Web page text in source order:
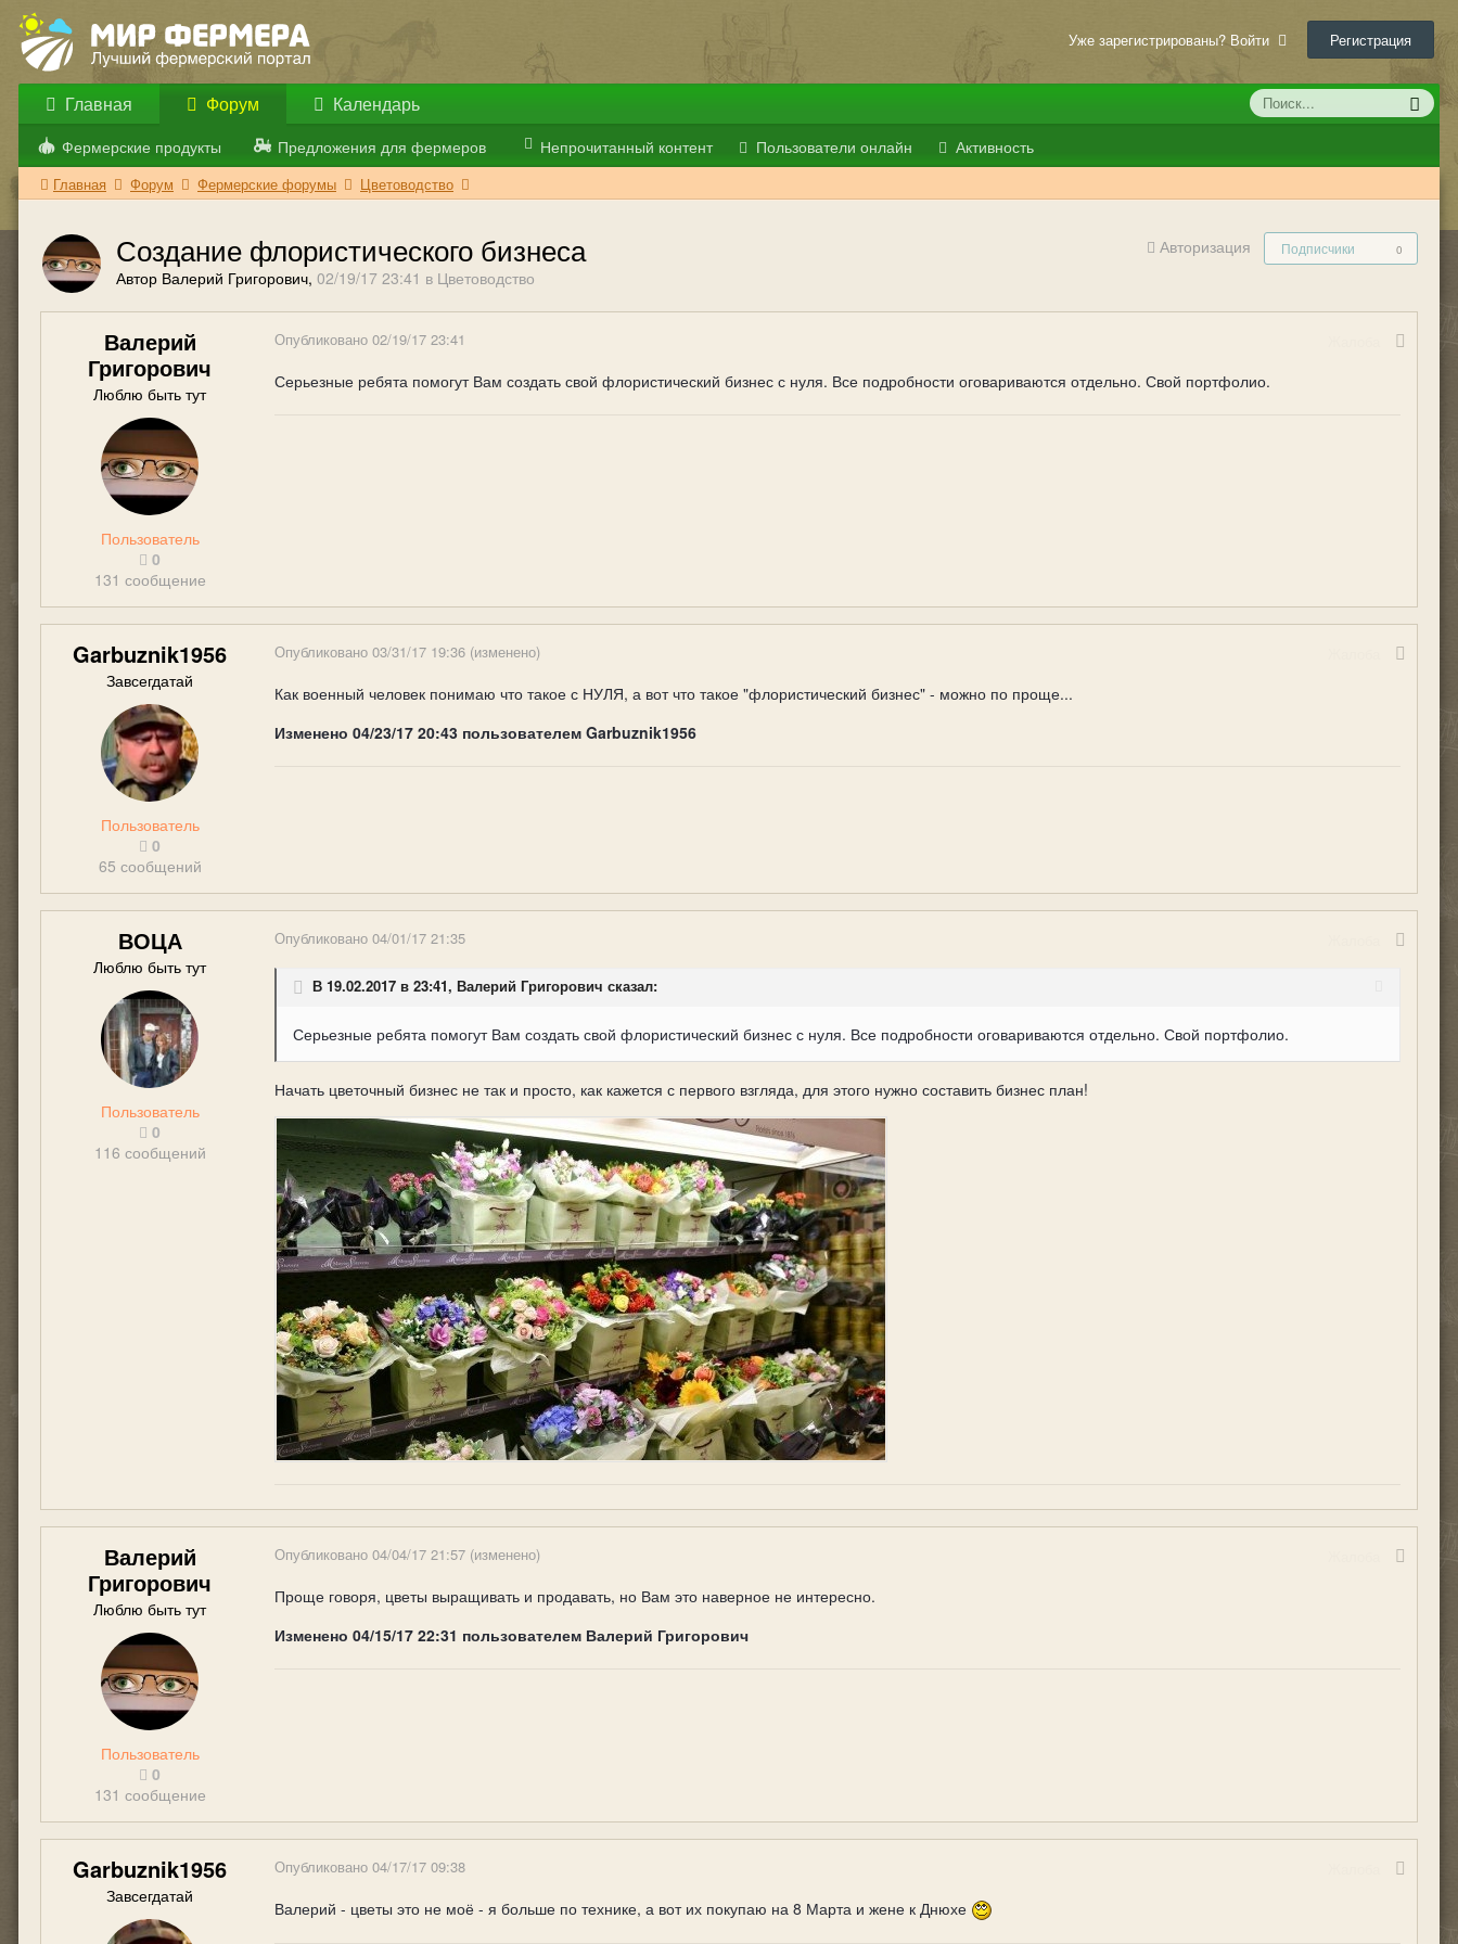
Уже зарегистрированы? Войти Регистрация
Главная Форум
Фермерские продукты Предложения для фермеров Непрочитанный контент Пользователи онлайн Активность
Календарь
Главная Форум Фермерские форумы Цветоводство
Авторизация Подписчики 0
Создание флористического бизнеса
Автор Валерий Григорович, 02/19/17 23:41 в Цветоводство
Валерий
Григорович
Люблю быть тут
Пользователь
0
131 сообщение
Опубликовано 02/19/17 23:41
Серьезные ребята помогут Вам создать свой флористический бизнес с нуля. Все подробности оговариваются отдельно. Свой портфолио.
Garbuznik1956
Завсегдатай
Пользователь
0
65 сообщений
Опубликовано 03/31/17 19:36 (изменено)
Как военный человек понимаю что такое с НУЛЯ, а вот что такое "флористический бизнес" - можно по проще...
Изменено 04/23/17 20:43 пользователем Garbuznik1956
ВОЦА
Люблю быть тут
Пользователь
0
116 сообщений
Опубликовано 04/01/17 21:35
В 19.02.2017 в 23:41, Валерий Григорович сказал:
Серьезные ребята помогут Вам создать свой флористический бизнес с нуля. Все подробности оговариваются отдельно. Свой портфолио.
Начать цветочный бизнес не так и просто, как кажется с первого взгляда, для этого нужно составить бизнес план!
Валерий
Григорович
Люблю быть тут
Пользователь
0
131 сообщение
Опубликовано 04/04/17 21:57 (изменено)
Проще говоря, цветы выращивать и продавать, но Вам это наверное не интересно.
Изменено 04/15/17 22:31 пользователем Валерий Григорович
Garbuznik1956
Завсегдатай
Опубликовано 04/17/17 09:38
Валерий - цветы это не моё - я больше по технике, а вот их покупаю на 8 Марта и жене к Днюхе